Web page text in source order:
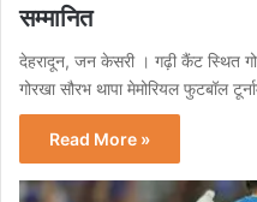
सम्मानित
देहरादून, जन केसरी । गढ़ी कैंट स्थित
गोरखा सौरभ थापा मेमोरियल फुटबॉल
Read More »